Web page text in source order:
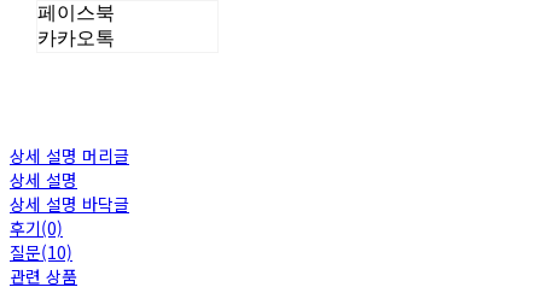
페이스북
카카오톡
상세 설명 머리글
상세 설명
상세 설명 바닥글
후기(0)
질문(10)
관련 상품